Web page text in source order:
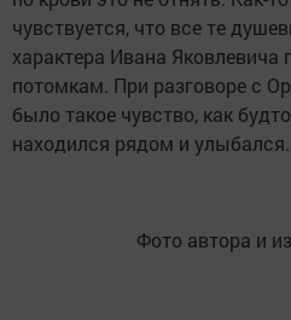
чувствуется, что все те
характера Ивана Яковлевича
потомкам. При разговоре с
было такое чувство, как
находился рядом и улыбался.
Фото автора и